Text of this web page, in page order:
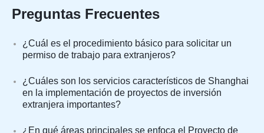
Preguntas Frecuentes
¿Cuál es el procedimiento básico para solicitar un
permiso de trabajo para extranjeros?
¿Cuáles son los servicios característicos de Shanghai
en la implementación de proyectos de inversión
extranjera importantes?
¿En qué áreas principales se enfoca el Proyecto de